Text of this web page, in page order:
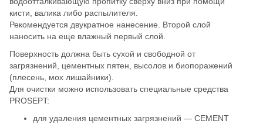
кисти, валика либо распылителя.
Рекомендуется двукратное нанесение. Второй слой
наносить на еще влажный первый слой.
Поверхность должна быть сухой и свободной от
загрязнений, цементных пятен, высолов и биопоражений
(плесень, мох лишайники).
Для очистки можно использовать специальные средства
PROSEPT:
для удаления цементных загрязнений — CEMENT